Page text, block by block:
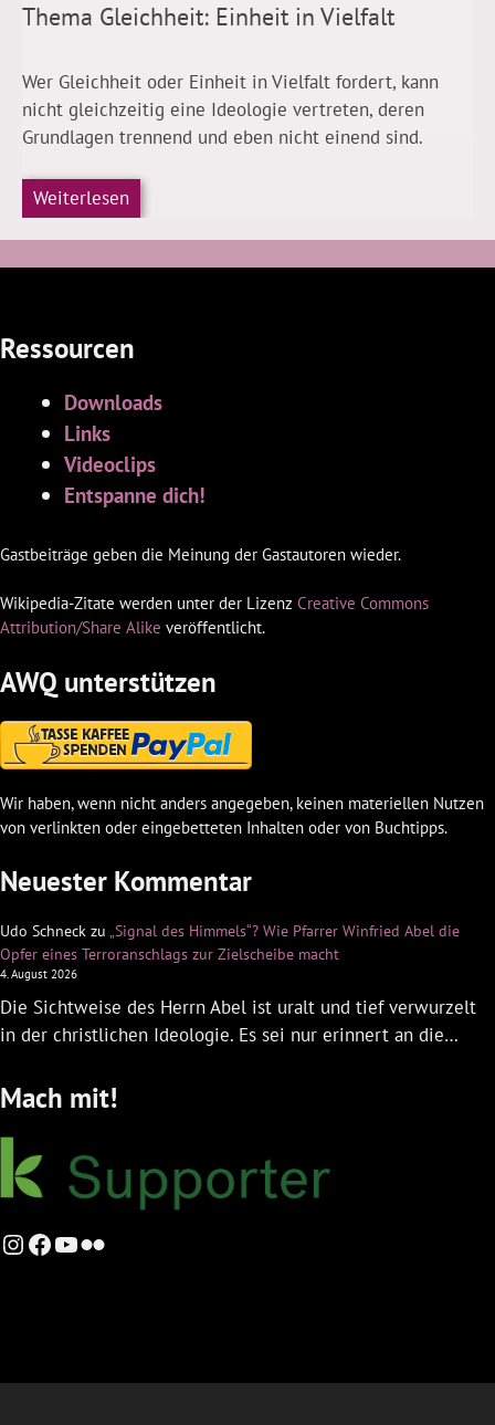
Thema Gleichheit: Einheit in Vielfalt
Wer Gleichheit oder Einheit in Vielfalt fordert, kann
nicht gleichzeitig eine Ideologie vertreten, deren
Grundlagen trennend und eben nicht einend sind.
Weiterlesen
Ressourcen
Downloads
Links
Videoclips
Entspanne dich!
Gastbeiträge geben die Meinung der Gastautoren wieder.
Wikipedia-Zitate werden unter der Lizenz Creative Commons
Attribution/Share Alike veröffentlicht.
AWQ unterstützen
Wir haben, wenn nicht anders angegeben, keinen materiellen Nutzen
von verlinkten oder eingebetteten Inhalten oder von Buchtipps.
Neuester Kommentar
Udo Schneck zu „Signal des Himmels“? Wie Pfarrer Winfried Abel die
Opfer eines Terroranschlags zur Zielscheibe macht
4. August 2026
Die Sichtweise des Herrn Abel ist uralt und tief verwurzelt
in der christlichen Ideologie. Es sei nur erinnert an die…
Mach mit!
Instagram
Facebook
YouTube
Flickr